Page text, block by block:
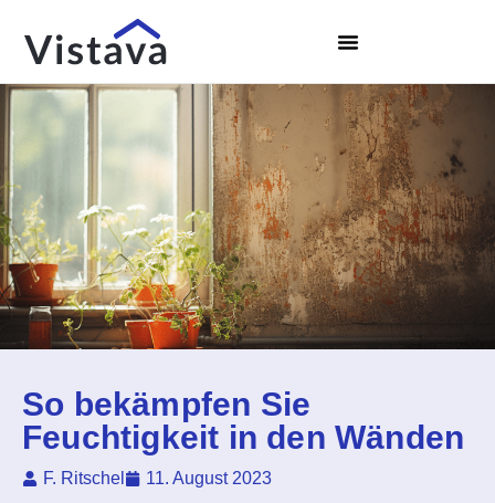
So bekämpfen Sie
Feuchtigkeit in den Wänden
F. Ritschel 11. August 2023